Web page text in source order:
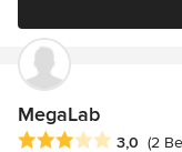
MegaLab
Durchschnittliche
3,0 (2